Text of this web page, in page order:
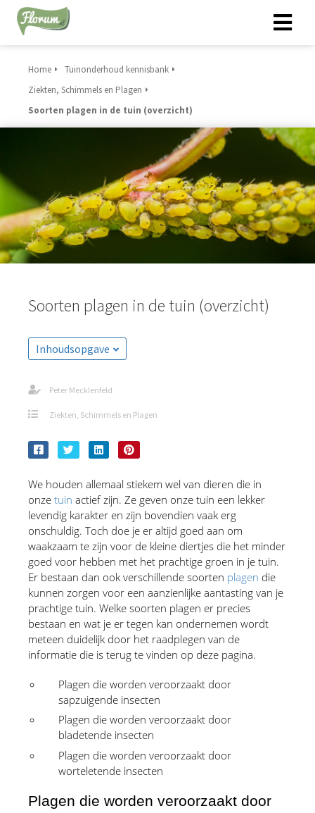
Home
Tuinonderhoud kennisbank
Ziekten, Schimmels en Plagen
Soorten plagen in de tuin (overzicht)
Soorten plagen in de tuin (overzicht)
Inhoudsopgave
Peter Mecklenfeld
Ziekten, Schimmels en Plagen
We houden allemaal stiekem wel van dieren die in
onze tuin actief zijn. Ze geven onze tuin een lekker
levendig karakter en zijn bovendien vaak erg
onschuldig. Toch doe je er altijd goed aan om
waakzaam te zijn voor de kleine diertjes die het minder
goed voor hebben met het prachtige groen in je tuin.
Er bestaan dan ook verschillende soorten plagen die
kunnen zorgen voor een aanzienlijke aantasting van je
prachtige tuin. Welke soorten plagen er precies
bestaan en wat je er tegen kan ondernemen wordt
meteen duidelijk door het raadplegen van de
informatie die is terug te vinden op deze pagina.
Plagen die worden veroorzaakt door
sapzuigende insecten
Plagen die worden veroorzaakt door
bladetende insecten
Plagen die worden veroorzaakt door
worteletende insecten
Plagen die worden veroorzaakt door